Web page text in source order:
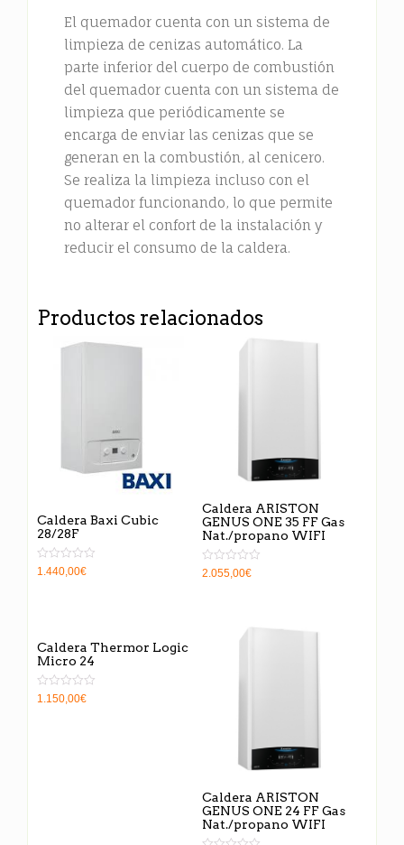
El quemador cuenta con un sistema de
limpieza de cenizas automático. La
parte inferior del cuerpo de combustión
del quemador cuenta con un sistema de
limpieza que periódicamente se
encarga de enviar las cenizas que se
generan en la combustión, al cenicero.
Se realiza la limpieza incluso con el
quemador funcionando, lo que permite
no alterar el confort de la instalación y
reducir el consumo de la caldera.
Productos relacionados
Caldera Baxi Cubic
28/28F
Valorado
1.440,00€
Caldera ARISTON
GENUS ONE 35 FF Gas
Nat./propano WIFI
Valorado
2.055,00€
Caldera Thermor Logic
Micro 24
Valorado
1.150,00€
Caldera ARISTON
GENUS ONE 24 FF Gas
Nat./propano WIFI